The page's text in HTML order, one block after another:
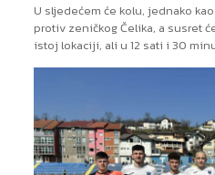
U sljedećem će kolu, jednako
protiv zeničkog Čelika, a susret
istoj lokaciji, ali u 12 sati i 30